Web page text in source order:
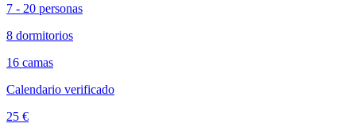
7 - 20 personas
8 dormitorios
16 camas
Calendario verificado
25 €